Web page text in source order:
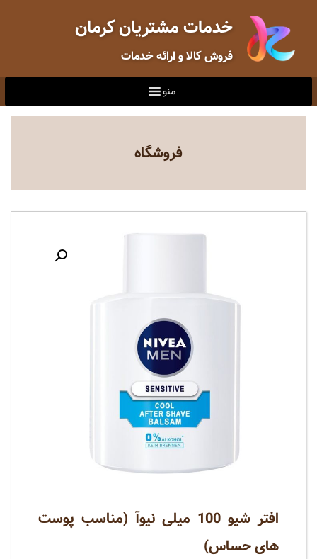
خدمات مشتریان کرمان
فروش کالا و ارائه خدمات
منو
فروشگاه
افتر شیو 100 میلی نیوآ (مناسب پوست
های حساس)